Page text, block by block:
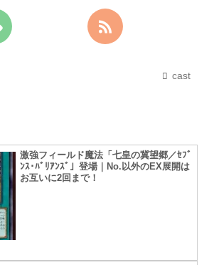
cast
激強フィールド魔法「七皇の冀望郷／ｾﾌﾞ
ﾝｽ･ﾊﾞﾘｱﾝｽﾞ」登場｜No.以外のEX展開は
お互いに2回まで！